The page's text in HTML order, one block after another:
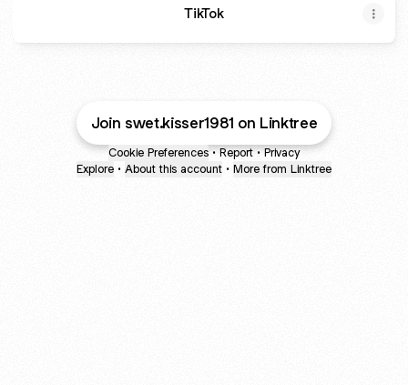
TikTok
Join swet.kisser1981 on Linktree
Cookie Preferences • Report • Privacy
Explore • About this account • More from Linktree